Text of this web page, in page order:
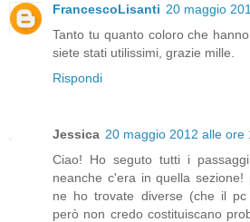
FrancescoLisanti 20 maggio
Tanto tu quanto coloro che
siete stati utilissimi, grazie mille.
Rispondi
Jessica 20 maggio 2012 alle ore
Ciao! Ho seguto tutti i
neanche c'era in quella
ne ho trovate diverse (che il
però non credo costituiscano